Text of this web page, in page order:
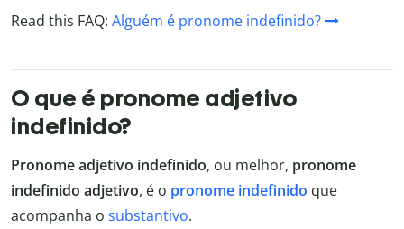
Read this FAQ: Alguém é pronome indefinido?
O que é pronome adjetivo
indefinido?
Pronome adjetivo indefinido, ou melhor, pronome
indefinido adjetivo, é o pronome indefinido que
acompanha o substantivo.